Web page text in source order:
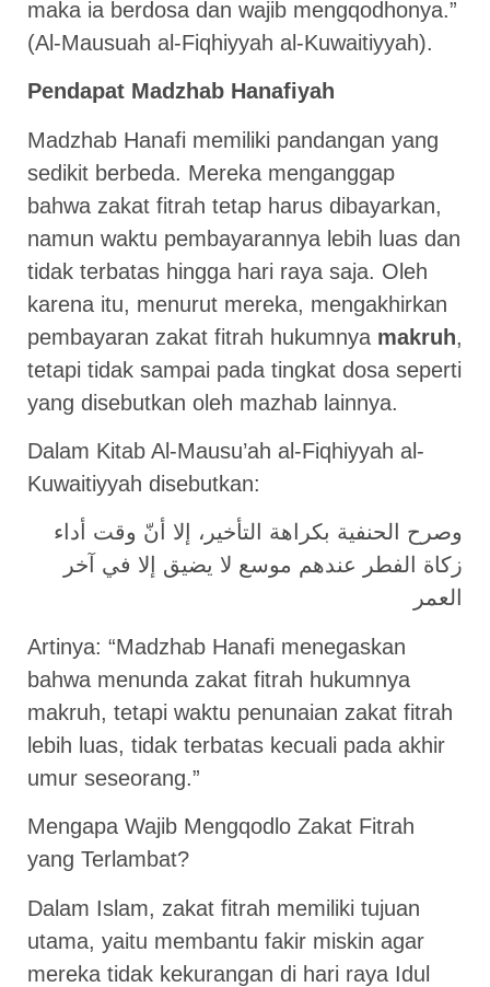
maka ia berdosa dan wajib mengqodhonya.”
(Al-Mausuah al-Fiqhiyyah al-Kuwaitiyyah).
Pendapat Madzhab Hanafiyah
Madzhab Hanafi memiliki pandangan yang
sedikit berbeda. Mereka menganggap
bahwa zakat fitrah tetap harus dibayarkan,
namun waktu pembayarannya lebih luas dan
tidak terbatas hingga hari raya saja. Oleh
karena itu, menurut mereka, mengakhirkan
pembayaran zakat fitrah hukumnya makruh,
tetapi tidak sampai pada tingkat dosa seperti
yang disebutkan oleh mazhab lainnya.
Dalam Kitab Al-Mausu’ah al-Fiqhiyyah al-
Kuwaitiyyah disebutkan:
وصرح الحنفية بكراهة التأخير، إلا أنّ وقت أداء
زكاة الفطر عندهم موسع لا يضيق إلا في آخر
العمر
Artinya: “Madzhab Hanafi menegaskan
bahwa menunda zakat fitrah hukumnya
makruh, tetapi waktu penunaian zakat fitrah
lebih luas, tidak terbatas kecuali pada akhir
umur seseorang.”
Mengapa Wajib Mengqodlo Zakat Fitrah
yang Terlambat?
Dalam Islam, zakat fitrah memiliki tujuan
utama, yaitu membantu fakir miskin agar
mereka tidak kekurangan di hari raya Idul